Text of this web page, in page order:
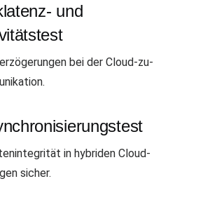
und
bei der Cloud-zu-
in hybriden Cloud-
sicher.